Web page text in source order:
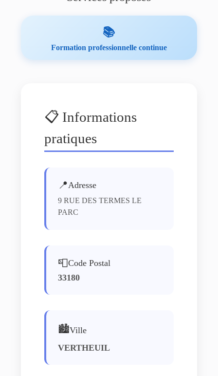
📚
Formation professionnelle continue
📋 Informations
pratiques
📍Adresse
9 RUE DES TERMES LE
PARC
📮Code Postal
33180
🏙️Ville
VERTHEUIL